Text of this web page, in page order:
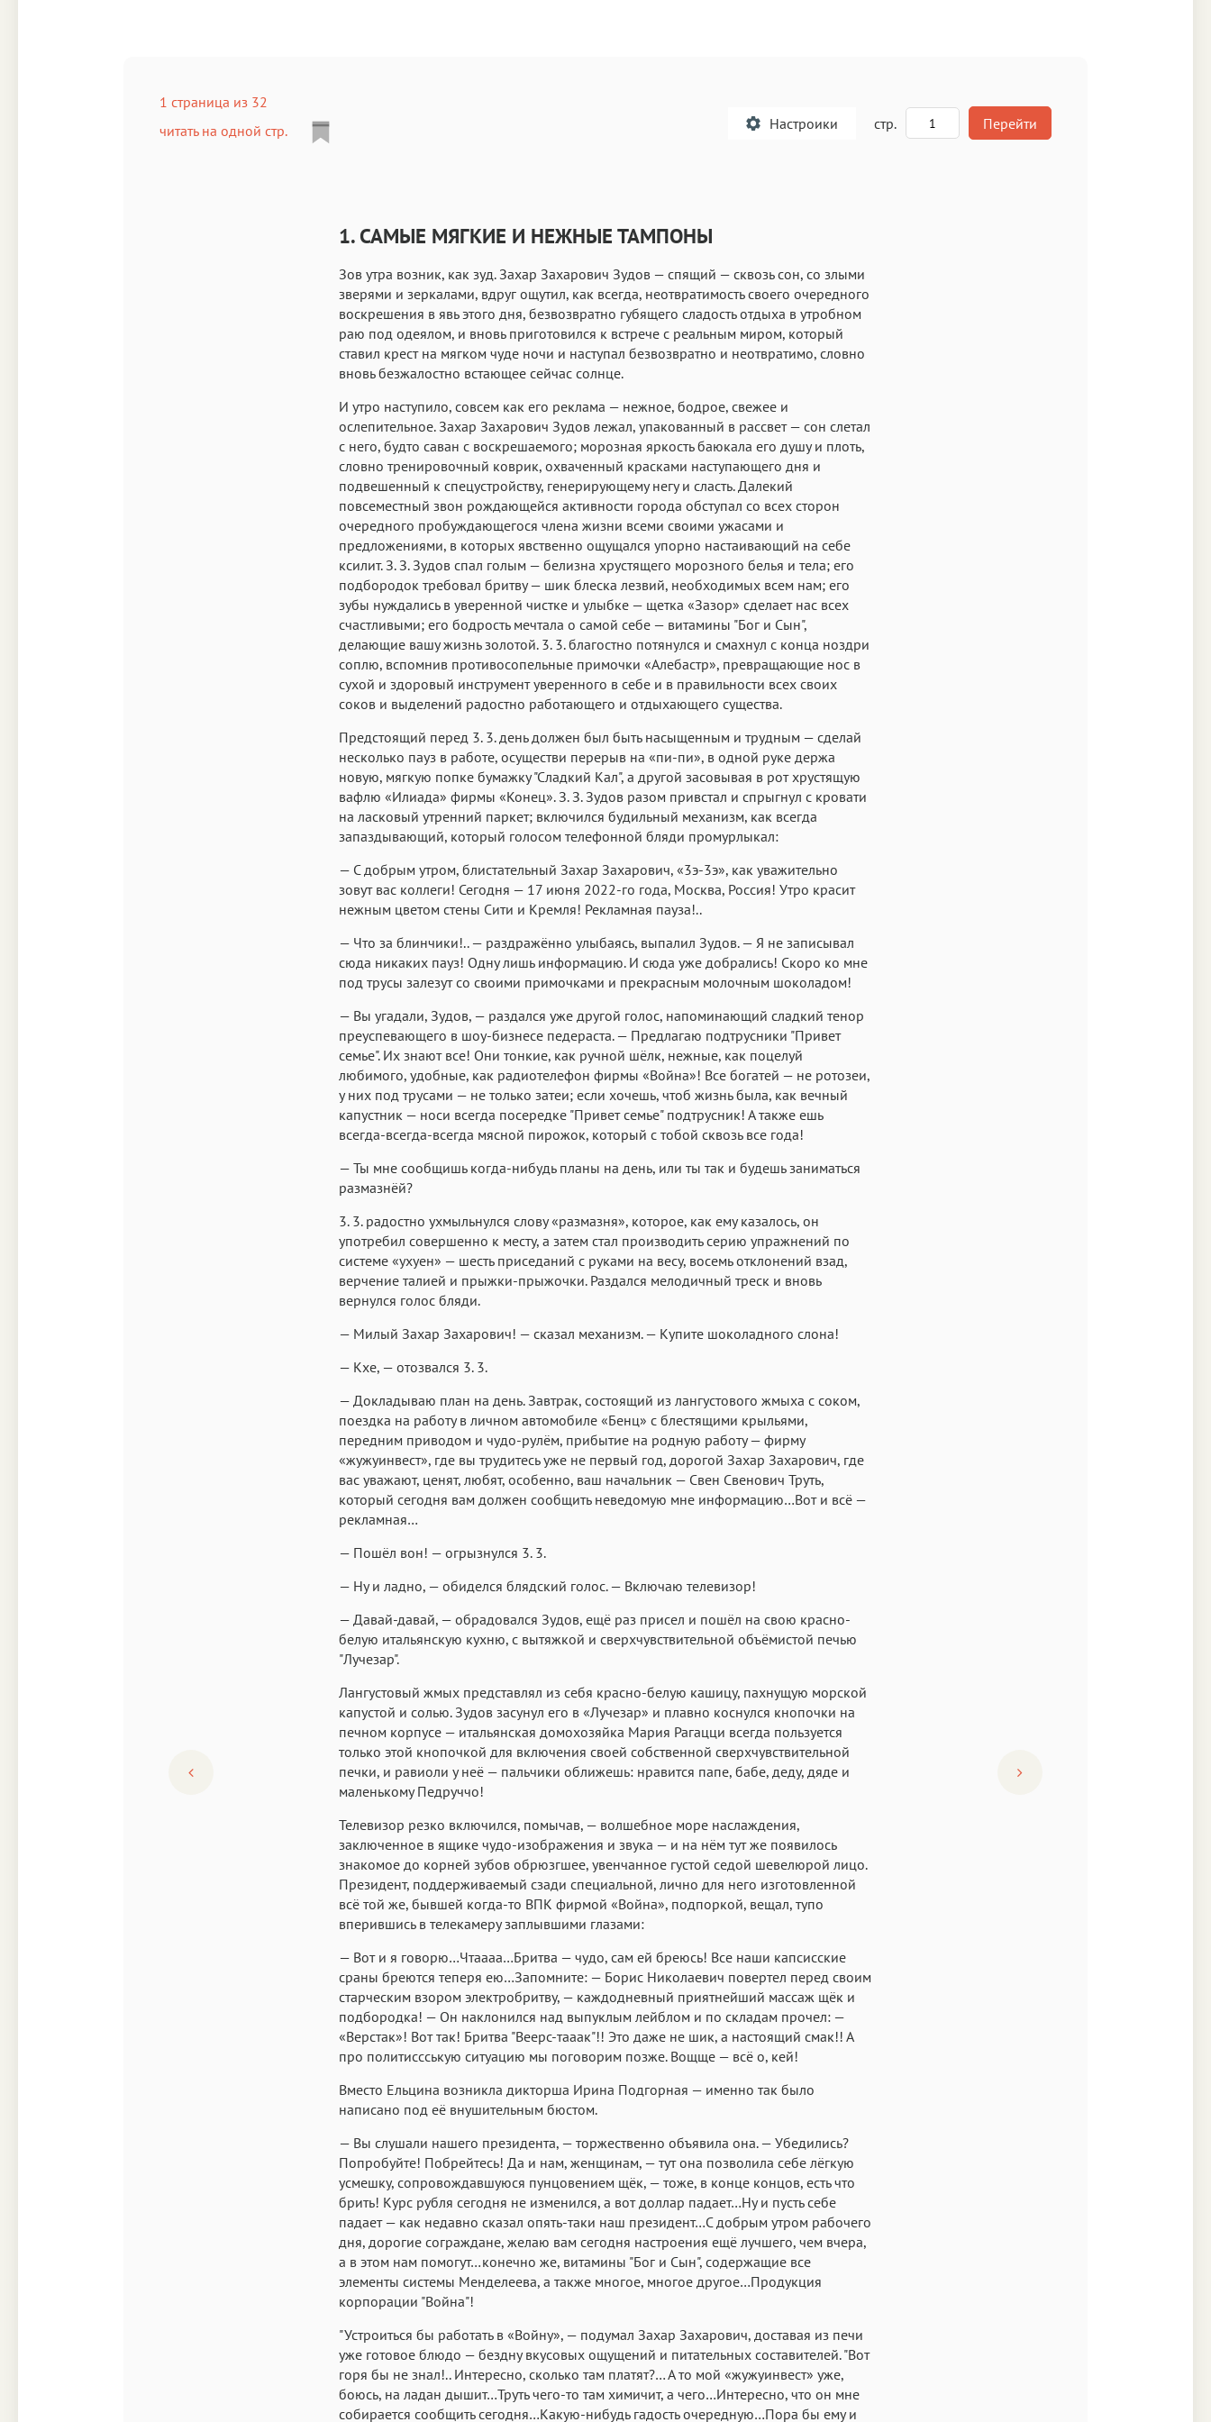
1 страница из 32
читать на одной стр.
Настроики
Аа
Roboto Garamond Fira Sans
Аа
Iowan
Аа
San Francisco Аа
SF Serif Аа
New York
Аа
Helvetica Neue
Аа
Arial Аа
Georgia
Аа
Аа
Courier
Аа
Courier New
Аа
Menlo
Аа
SF Mono
стр. Перейти
1. САМЫЕ МЯГКИЕ И НЕЖНЫЕ ТАМПОНЫ
Зов утра возник, как зуд. Захар Захарович Зудов — спящий — сквозь сон, со злыми
зверями и зеркалами, вдруг ощутил, как всегда, неотвратимость своего очередного
воскрешения в явь этого дня, безвозвратно губящего сладость отдыха в утробном
раю под одеялом, и вновь приготовился к встрече с реальным миром, который
ставил крест на мягком чуде ночи и наступал безвозвратно и неотвратимо, словно
вновь безжалостно встающее сейчас солнце.
И утро наступило, совсем как его реклама — нежное, бодрое, свежее и
ослепительное. Захар Захарович Зудов лежал, упакованный в рассвет — сон слетал
с него, будто саван с воскрешаемого; морозная яркость баюкала его душу и плоть,
словно тренировочный коврик, охваченный красками наступающего дня и
подвешенный к спецустройству, генерирующему негу и сласть. Далекий
повсеместный звон рождающейся активности города обступал со всех сторон
очередного пробуждающегося члена жизни всеми своими ужасами и
предложениями, в которых явственно ощущался упорно настаивающий на себе
ксилит. З. З. Зудов спал голым — белизна хрустящего морозного белья и тела; его
подбородок требовал бритву — шик блеска лезвий, необходимых всем нам; его
зубы нуждались в уверенной чистке и улыбке — щетка «Зазор» сделает нас всех
счастливыми; его бодрость мечтала о самой себе — витамины "Бог и Сын",
делающие вашу жизнь золотой. 3. 3. благостно потянулся и смахнул с конца ноздри
соплю, вспомнив противосопельные примочки «Алебастр», превращающие нос в
сухой и здоровый инструмент уверенного в себе и в правильности всех своих
соков и выделений радостно работающего и отдыхающего существа.
Предстоящий перед 3. 3. день должен был быть насыщенным и трудным — сделай
несколько пауз в работе, осуществи перерыв на «пи-пи», в одной руке держа
новую, мягкую попке бумажку "Сладкий Кал", а другой засовывая в рот хрустящую
вафлю «Илиада» фирмы «Конец». З. З. Зудов разом привстал и спрыгнул с кровати
на ласковый утренний паркет; включился будильный механизм, как всегда
запаздывающий, который голосом телефонной бляди промурлыкал:
— С добрым утром, блистательный Захар Захарович, «3э-3э», как уважительно
зовут вас коллеги! Сегодня — 17 июня 2022-го года, Москва, Россия! Утро красит
нежным цветом стены Сити и Кремля! Рекламная пауза!..
— Что за блинчики!.. — раздражённо улыбаясь, выпалил Зудов. — Я не записывал
сюда никаких пауз! Одну лишь информацию. И сюда уже добрались! Скоро ко мне
под трусы залезут со своими примочками и прекрасным молочным шоколадом!
— Вы угадали, Зудов, — раздался уже другой голос, напоминающий сладкий тенор
преуспевающего в шоу-бизнесе педераста. — Предлагаю подтрусники "Привет
семье". Их знают все! Они тонкие, как ручной шёлк, нежные, как поцелуй
любимого, удобные, как радиотелефон фирмы «Война»! Все богатей — не ротозеи,
у них под трусами — не только затеи; если хочешь, чтоб жизнь была, как вечный
капустник — носи всегда посередке "Привет семье" подтрусник! А также ешь
всегда-всегда-всегда мясной пирожок, который с тобой сквозь все года!
— Ты мне сообщишь когда-нибудь планы на день, или ты так и будешь заниматься
размазнёй?
3. 3. радостно ухмыльнулся слову «размазня», которое, как ему казалось, он
употребил совершенно к месту, а затем стал производить серию упражнений по
системе «ухуен» — шесть приседаний с руками на весу, восемь отклонений взад,
верчение талией и прыжки-прыжочки. Раздался мелодичный треск и вновь
вернулся голос бляди.
— Милый Захар Захарович! — сказал механизм. — Купите шоколадного слона!
— Кхе, — отозвался 3. 3.
— Докладываю план на день. Завтрак, состоящий из лангустового жмыха с соком,
поездка на работу в личном автомобиле «Бенц» с блестящими крыльями,
передним приводом и чудо-рулём, прибытие на родную работу — фирму
«жужуинвест», где вы трудитесь уже не первый год, дорогой Захар Захарович, где
вас уважают, ценят, любят, особенно, ваш начальник — Свен Свенович Труть,
который сегодня вам должен сообщить неведомую мне информацию…Вот и всё —
рекламная…
— Пошёл вон! — огрызнулся 3. 3.
— Ну и ладно, — обиделся блядский голос. — Включаю телевизор!
— Давай-давай, — обрадовался Зудов, ещё раз присел и пошёл на свою красно-
белую итальянскую кухню, с вытяжкой и сверхчувствительной объёмистой печью
"Лучезар".
Лангустовый жмых представлял из себя красно-белую кашицу, пахнущую морской
капустой и солью. Зудов засунул его в «Лучезар» и плавно коснулся кнопочки на
печном корпусе — итальянская домохозяйка Мария Рагацци всегда пользуется
только этой кнопочкой для включения своей собственной сверхчувствительной
печки, и равиоли у неё — пальчики оближешь: нравится папе, бабе, деду, дяде и
маленькому Педруччо!
Телевизор резко включился, помычав, — волшебное море наслаждения,
заключенное в ящике чудо-изображения и звука — и на нём тут же появилось
знакомое до корней зубов обрюзгшее, увенчанное густой седой шевелюрой лицо.
Президент, поддерживаемый сзади специальной, лично для него изготовленной
всё той же, бывшей когда-то ВПК фирмой «Война», подпоркой, вещал, тупо
вперившись в телекамеру заплывшими глазами:
— Вот и я говорю…Чтаааа…Бритва — чудо, сам ей бреюсь! Все наши капсисские
сраны бреются теперя ею…Запомните: — Борис Николаевич повертел перед своим
старческим взором электробритву, — каждодневный приятнейший массаж щёк и
подбородка! — Он наклонился над выпуклым лейблом и по складам прочел: —
«Верстак»! Вот так! Бритва "Веерс-тааак"!! Это даже не шик, а настоящий смак!! А
про политиссськую ситуацию мы поговорим позже. Вощще — всё о, кей!
Вместо Ельцина возникла дикторша Ирина Подгорная — именно так было
написано под её внушительным бюстом.
— Вы слушали нашего президента, — торжественно объявила она. — Убедились?
Попробуйте! Побрейтесь! Да и нам, женщинам, — тут она позволила себе лёгкую
усмешку, сопровождавшуюся пунцовением щёк, — тоже, в конце концов, есть что
брить! Курс рубля сегодня не изменился, а вот доллар падает…Ну и пусть себе
падает — как недавно сказал опять-таки наш президент…С добрым утром рабочего
дня, дорогие сограждане, желаю вам сегодня настроения ещё лучшего, чем вчера,
а в этом нам помогут…конечно же, витамины "Бог и Сын", содержащие все
элементы системы Менделеева, а также многое, многое другое…Продукция
корпорации "Война"!
"Устроиться бы работать в «Войну», — подумал Захар Захарович, доставая из печи
уже готовое блюдо — бездну вкусовых ощущений и питательных составителей. "Вот
горя бы не знал!.. Интересно, сколько там платят?… А то мой «жужуинвест» уже,
боюсь, на ладан дышит…Труть чего-то там химичит, а чего…Интересно, что он мне
собирается сообщить сегодня…Какую-нибудь гадость очередную…Пора бы ему и